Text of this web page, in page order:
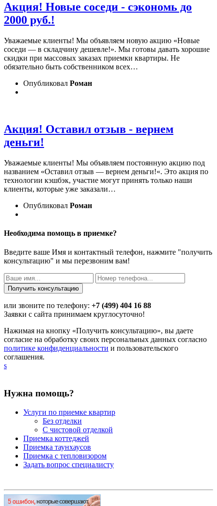
Акция! Новые соседи - сэкономь до
2000 руб.!
Уважаемые клиенты! Мы объявляем новую акцию «Новые
соседи — в складчину дешевле!». Мы готовы давать хорошие
скидки при массовых заказах приемки квартиры. Не
обязательно быть собственником всех…
Опубликовал Роман
Акция! Оставил отзыв - вернем
деньги!
Уважаемые клиенты! Мы объявляем постоянную акцию под
названием «Оставил отзыв — вернем деньги!«. Это акция по
технологии кэшбэк, участие могут принять только наши
клиенты, которые уже заказали…
Опубликовал Роман
Необходима помощь в приемке?
Введите ваше Имя и контактный телефон, нажмите "получить
консультацию" и мы перезвоним вам!
или звоните по телефону: +7 (499) 404 16 88
Заявки с сайта принимаем круглосуточно!
Нажимая на кнопку «Получить консультацию», вы даете
согласие на обработку своих персональных данных согласно
политике конфиденциальности и пользовательского
соглашения.
s
Нужна помощь?
Услуги по приемке квартир
Без отделки
С чистовой отделкой
Приемка коттеджей
Приемка таунхаусов
Приемка с тепловизором
Задать вопрос специалисту